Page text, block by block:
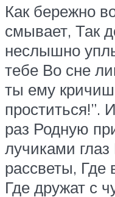
Как бережно
смывает, Так
неслышно
тебе Во сне
ты ему
раз Родную
лучиками
рассветы, Где
Где дружат с